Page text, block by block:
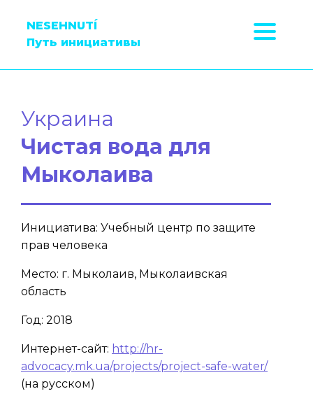
NESEHNUTÍ
Путь инициативы
Украина
Чистая вода для
Мыколаива
Инициатива: Учебный центр по защите
прав человека
Место: г. Мыколаив, Мыколаивская
область
Год: 2018
Интернет-сайт: http://hr-
advocacy.mk.ua/projects/project-safe-water/
(на русском)